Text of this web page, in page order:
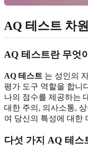
AQ 테스트 차
AQ 테스트란 무엇
AQ 테스트 는 성인의
평가 도구 역할을 합니
나의 점수를 제공하는
대한 주의, 의사소통,
여 당신의 특성에 대한
다섯 가지 AQ 테스